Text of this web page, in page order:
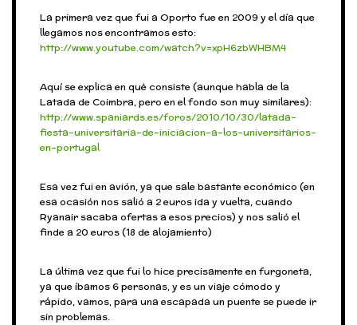
La primera vez que fui a Oporto fue en 2009 y el día que
llegamos nos encontramos esto:
http://www.youtube.com/watch?v=xpH6zbWHBM4
Aquí se explica en qué consiste (aunque habla de la
Latada de Coimbra, pero en el fondo son muy similares):
http://www.spaniards.es/foros/2010/10/30/latada-
fiesta-universitaria-de-iniciacion-a-los-universitarios-
en-portugal
Esa vez fui en avión, ya que sale bastante económico (en
esa ocasión nos salió a 2 euros ida y vuelta, cuando
Ryanair sacaba ofertas a esos precios) y nos salió el
finde a 20 euros (18 de alojamiento)
La última vez que fui lo hice precisamente en furgoneta,
ya que íbamos 6 personas, y es un viaje cómodo y
rápido, vamos, para una escapada un puente se puede ir
sin problemas.